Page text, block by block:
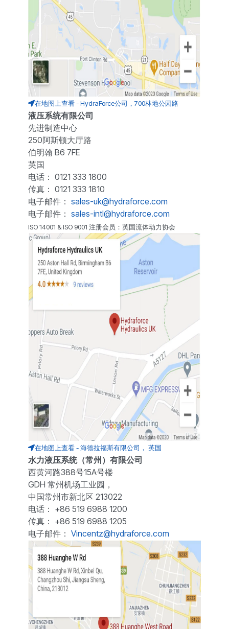
在地图上查看 - HydraForce公司，700林地公园路
液压系统有限公司
先进制造中心
250阿斯顿大厅路
伯明翰 B6 7FE
英国
电话： 0121 333 1800
传真： 0121 333 1810
电子邮件： sales-uk@hydraforce.com
电子邮件： sales-intl@hydraforce.com
ISO 14001 & ISO 9001 注册会员：英国流体动力协会
在地图上查看 - 海德拉福斯有限公司， 英国
水力液压系统（常州）有限公司
西黄河路388号15A号楼
GDH 常州机场工业园，
中国常州市新北区 213022
电话： +86 519 6988 1200
传真： +86 519 6988 1205
电子邮件： Vincentz@hydraforce.com